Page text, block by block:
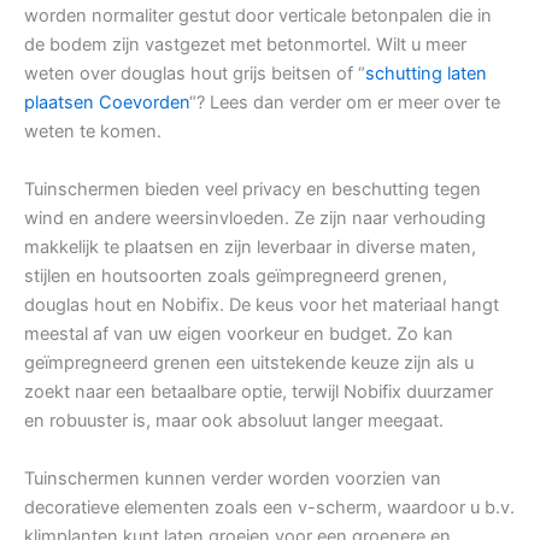
worden normaliter gestut door verticale betonpalen die in
de bodem zijn vastgezet met betonmortel. Wilt u meer
weten over douglas hout grijs beitsen of “schutting laten
plaatsen Coevorden“? Lees dan verder om er meer over te
weten te komen.
Tuinschermen bieden veel privacy en beschutting tegen
wind en andere weersinvloeden. Ze zijn naar verhouding
makkelijk te plaatsen en zijn leverbaar in diverse maten,
stijlen en houtsoorten zoals geïmpregneerd grenen,
douglas hout en Nobifix. De keus voor het materiaal hangt
meestal af van uw eigen voorkeur en budget. Zo kan
geïmpregneerd grenen een uitstekende keuze zijn als u
zoekt naar een betaalbare optie, terwijl Nobifix duurzamer
en robuuster is, maar ook absoluut langer meegaat.
Tuinschermen kunnen verder worden voorzien van
decoratieve elementen zoals een v-scherm, waardoor u b.v.